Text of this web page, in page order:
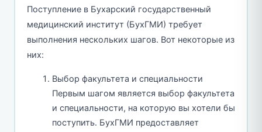
Поступление в Бухарский государственный
медицинский институт (БухГМИ) требует
выполнения нескольких шагов. Вот некоторые из
них:
Выбор факультета и специальности
Первым шагом является выбор факультета
и специальности, на которую вы хотели бы
поступить. БухГМИ предоставляет